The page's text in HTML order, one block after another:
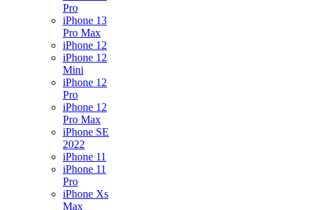
Pro
iPhone 13
Pro Max
iPhone 12
iPhone 12
Mini
iPhone 12
Pro
iPhone 12
Pro Max
iPhone SE
2022
iPhone 11
iPhone 11
Pro
iPhone Xs
Max